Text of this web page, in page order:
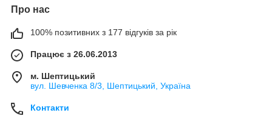
Про нас
100% позитивних з 177 відгуків за рік
Працює з 26.06.2013
м. Шептицький
вул. Шевченка 8/3, Шептицький, Україна
Контакти